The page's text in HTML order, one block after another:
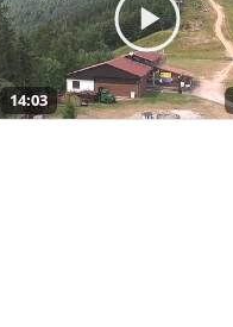
14:03